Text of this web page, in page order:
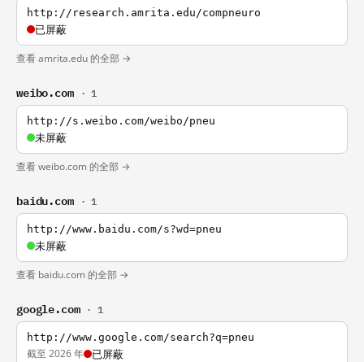
http://research.amrita.edu/compneuro
已屏蔽
查看 amrita.edu 的全部 →
weibo.com · 1
http://s.weibo.com/weibo/pneu
未屏蔽
查看 weibo.com 的全部 →
baidu.com · 1
http://www.baidu.com/s?wd=pneu
未屏蔽
查看 baidu.com 的全部 →
google.com · 1
http://www.google.com/search?q=pneu
截至 2026 年 已屏蔽